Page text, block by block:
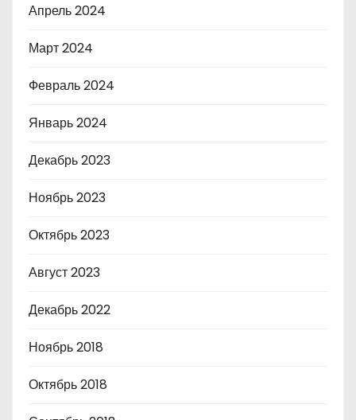
Апрель 2024
Март 2024
Февраль 2024
Январь 2024
Декабрь 2023
Ноябрь 2023
Октябрь 2023
Август 2023
Декабрь 2022
Ноябрь 2018
Октябрь 2018